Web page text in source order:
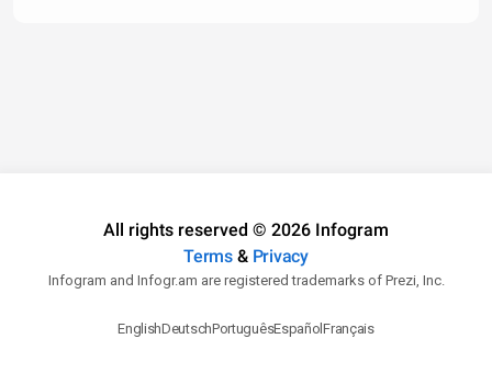
All rights reserved © 2026 Infogram
Terms& Privacy
Infogram and Infogr.am are registered trademarks of Prezi, Inc.
EnglishDeutschPortuguêsEspañolFrançais